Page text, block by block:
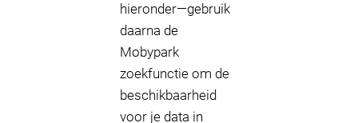
hieronder—gebruik
daarna de
Mobypark
zoekfunctie om de
beschikbaarheid
voor je data in